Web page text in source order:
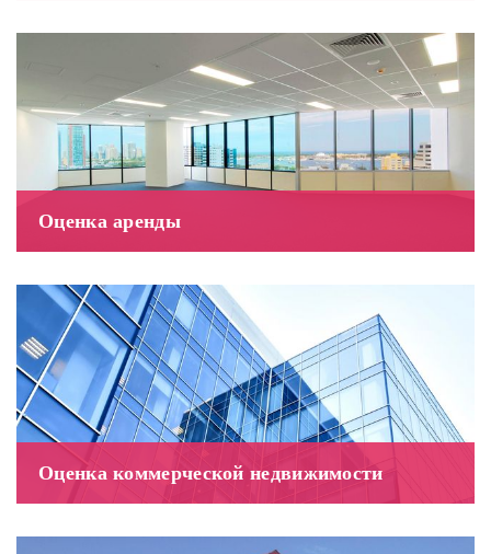
Оценка аренды
Оценка коммерческой недвижимости